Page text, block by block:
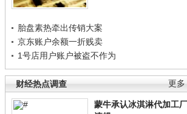
胎盘素热牵出传销大案
京东账户余额一折贱卖
1号店用户账户被盗不作为
更多
财经热点调查
蒙牛承认冰淇淋代加工厂